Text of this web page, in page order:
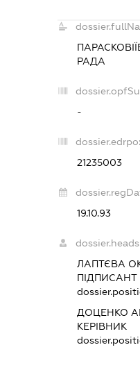
РАДА
-
dossier.edrpo:
21235003
19.10.93
ЛАПТЄВА
ПІДПИСАНТ
ДОЦЕНКО
КЕРІВНИК